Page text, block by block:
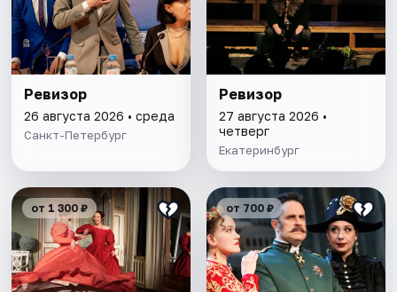
Ревизор
26 августа 2026 • среда
Санкт-Петербург
Ревизор
27 августа 2026 •
четверг
Екатеринбург
от 1 300 ₽ от 700 ₽